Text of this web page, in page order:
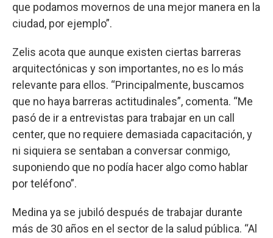
que podamos movernos de una mejor manera en la
ciudad, por ejemplo”.
Zelis acota que aunque existen ciertas barreras
arquitectónicas y son importantes, no es lo más
relevante para ellos. “Principalmente, buscamos
que no haya barreras actitudinales”, comenta. “Me
pasó de ir a entrevistas para trabajar en un call
center, que no requiere demasiada capacitación, y
ni siquiera se sentaban a conversar conmigo,
suponiendo que no podía hacer algo como hablar
por teléfono”.
Medina ya se jubiló después de trabajar durante
más de 30 años en el sector de la salud pública. “Al